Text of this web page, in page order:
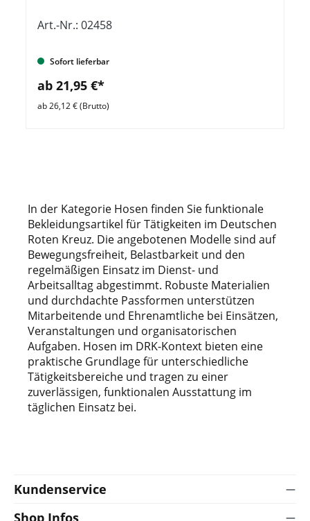
Art.-Nr.: 02458
Sofort lieferbar
ab 21,95 €*
ab 26,12 € (Brutto)
In der Kategorie Hosen finden Sie funktionale
Bekleidungsartikel für Tätigkeiten im Deutschen
Roten Kreuz. Die angebotenen Modelle sind auf
Bewegungsfreiheit, Belastbarkeit und den
regelmäßigen Einsatz im Dienst- und
Arbeitsalltag abgestimmt. Robuste Materialien
und durchdachte Passformen unterstützen
Mitarbeitende und Ehrenamtliche bei Einsätzen,
Veranstaltungen und organisatorischen
Aufgaben. Hosen im DRK-Kontext bieten eine
praktische Grundlage für unterschiedliche
Tätigkeitsbereiche und tragen zu einer
zuverlässigen, funktionalen Ausstattung im
täglichen Einsatz bei.
Kundenservice
Shop Infos